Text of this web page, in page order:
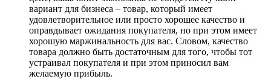
вариант для бизнеса – товар, который имеет
удовлетворительное или просто хорошее качество и
оправдывает ожидания покупателя, но при этом имеет
хорошую маржинальность для вас. Словом, качество
товара должно быть достаточным для того, чтобы тот
устраивал покупателя и при этом приносил вам
желаемую прибыль.